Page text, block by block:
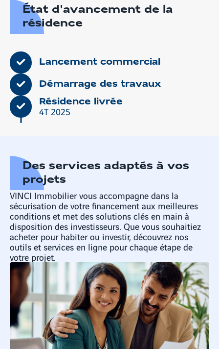
État d'avancement de la
résidence
Lancement commercial
Démarrage des travaux
Résidence livrée
4T 2025
Des services adaptés à vos
projets
VINCI Immobilier vous accompagne dans la
sécurisation de votre financement aux meilleures
conditions et met des solutions clés en main à
disposition des investisseurs. Que vous souhaitiez
acheter pour habiter ou investir, découvrez nos
outils et services en ligne pour chaque étape de
votre projet.